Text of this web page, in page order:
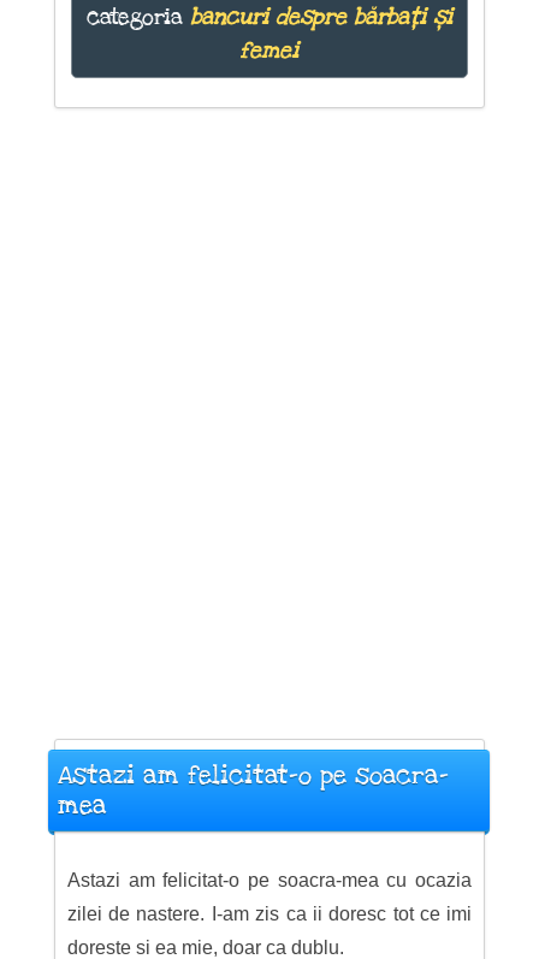
categoria bancuri despre bărbați și
femei
Astazi am felicitat-o pe soacra-
mea
Astazi am felicitat-o pe soacra-mea cu ocazia
zilei de nastere. I-am zis ca ii doresc tot ce imi
doreste si ea mie, doar ca dublu.